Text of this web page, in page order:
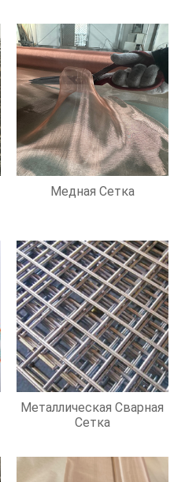
Медная Сетка
Металлическая Сварная
Сетка